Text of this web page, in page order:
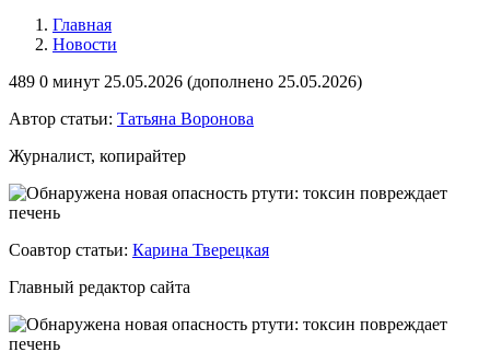
Главная
Новости
489 0 минут 25.05.2026 (дополнено 25.05.2026)
Автор статьи: Татьяна Воронова
Журналист, копирайтер
Соавтор статьи: Карина Тверецкая
Главный редактор сайта